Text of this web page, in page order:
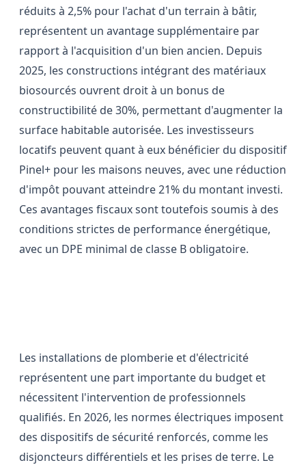
réduits à 2,5% pour l'achat d'un terrain à bâtir,
représentent un avantage supplémentaire par
rapport à l'acquisition d'un bien ancien. Depuis
2025, les constructions intégrant des matériaux
biosourcés ouvrent droit à un bonus de
constructibilité de 30%, permettant d'augmenter la
surface habitable autorisée. Les investisseurs
locatifs peuvent quant à eux bénéficier du dispositif
Pinel+ pour les maisons neuves, avec une réduction
d'impôt pouvant atteindre 21% du montant investi.
Ces avantages fiscaux sont toutefois soumis à des
conditions strictes de performance énergétique,
avec un DPE minimal de classe B obligatoire.
Les installations de plomberie et d'électricité
représentent une part importante du budget et
nécessitent l'intervention de professionnels
qualifiés. En 2026, les normes électriques imposent
des dispositifs de sécurité renforcés, comme les
disjoncteurs différentiels et les prises de terre. Le